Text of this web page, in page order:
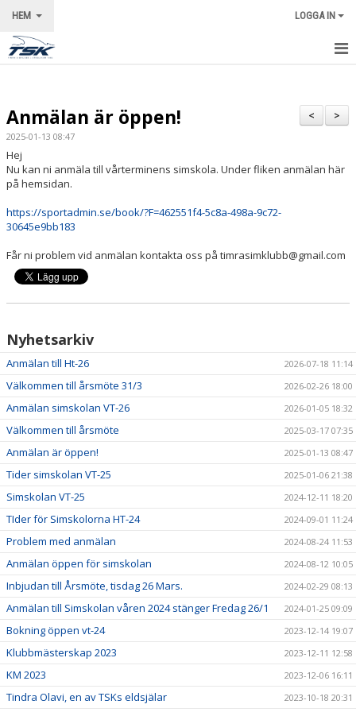
HEM LOGGA IN
NYHETER
VÅRA LEDARE
KALENDER
OM KLUBBEN
KONTAKT
>
<
Anmälan är öppen!
2025-01-13 08:47
Hej
Nu kan ni anmäla till vårterminens simskola. Under fliken anmälan här
på hemsidan.
https://sportadmin.se/book/?F=462551f4-5c8a-498a-9c72-
30645e9bb183
Får ni problem vid anmälan kontakta oss på timrasimklubb@gmail.com
Nyhetsarkiv
Anmälan till Ht-26 2026-07-18 11:14
Välkommen till årsmöte 31/3 2026-02-26 18:00
Anmälan simskolan VT-26 2026-01-05 18:32
Välkommen till årsmöte 2025-03-17 07:35
Anmälan är öppen! 2025-01-13 08:47
Tider simskolan VT-25 2025-01-06 21:38
Simskolan VT-25 2024-12-11 18:20
TIder för Simskolorna HT-24 2024-09-01 11:24
Problem med anmälan 2024-08-24 11:53
Anmälan öppen för simskolan 2024-08-12 10:05
Inbjudan till Årsmöte, tisdag 26 Mars. 2024-02-29 08:13
Anmälan till Simskolan våren 2024 stänger Fredag 26/1 2024-01-25 09:09
Bokning öppen vt-24 2023-12-14 19:07
Klubbmästerskap 2023 2023-12-11 12:58
KM 2023 2023-12-06 16:11
Tindra Olavi, en av TSKs eldsjälar 2023-10-18 20:31